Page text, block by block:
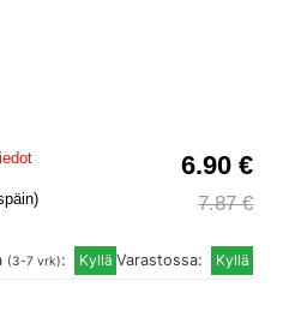
6.90 €
7.87 €
Varastossa:
(3-7 vrk):